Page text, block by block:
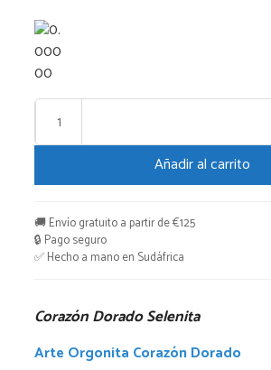
Corazón
Dorado
Añadir al carrito
🚚 Envío gratuito a partir de €125
🔒 Pago seguro
✅ Hecho a mano en Sudáfrica
Corazón Dorado Selenita
Arte Orgonita Corazón Dorado